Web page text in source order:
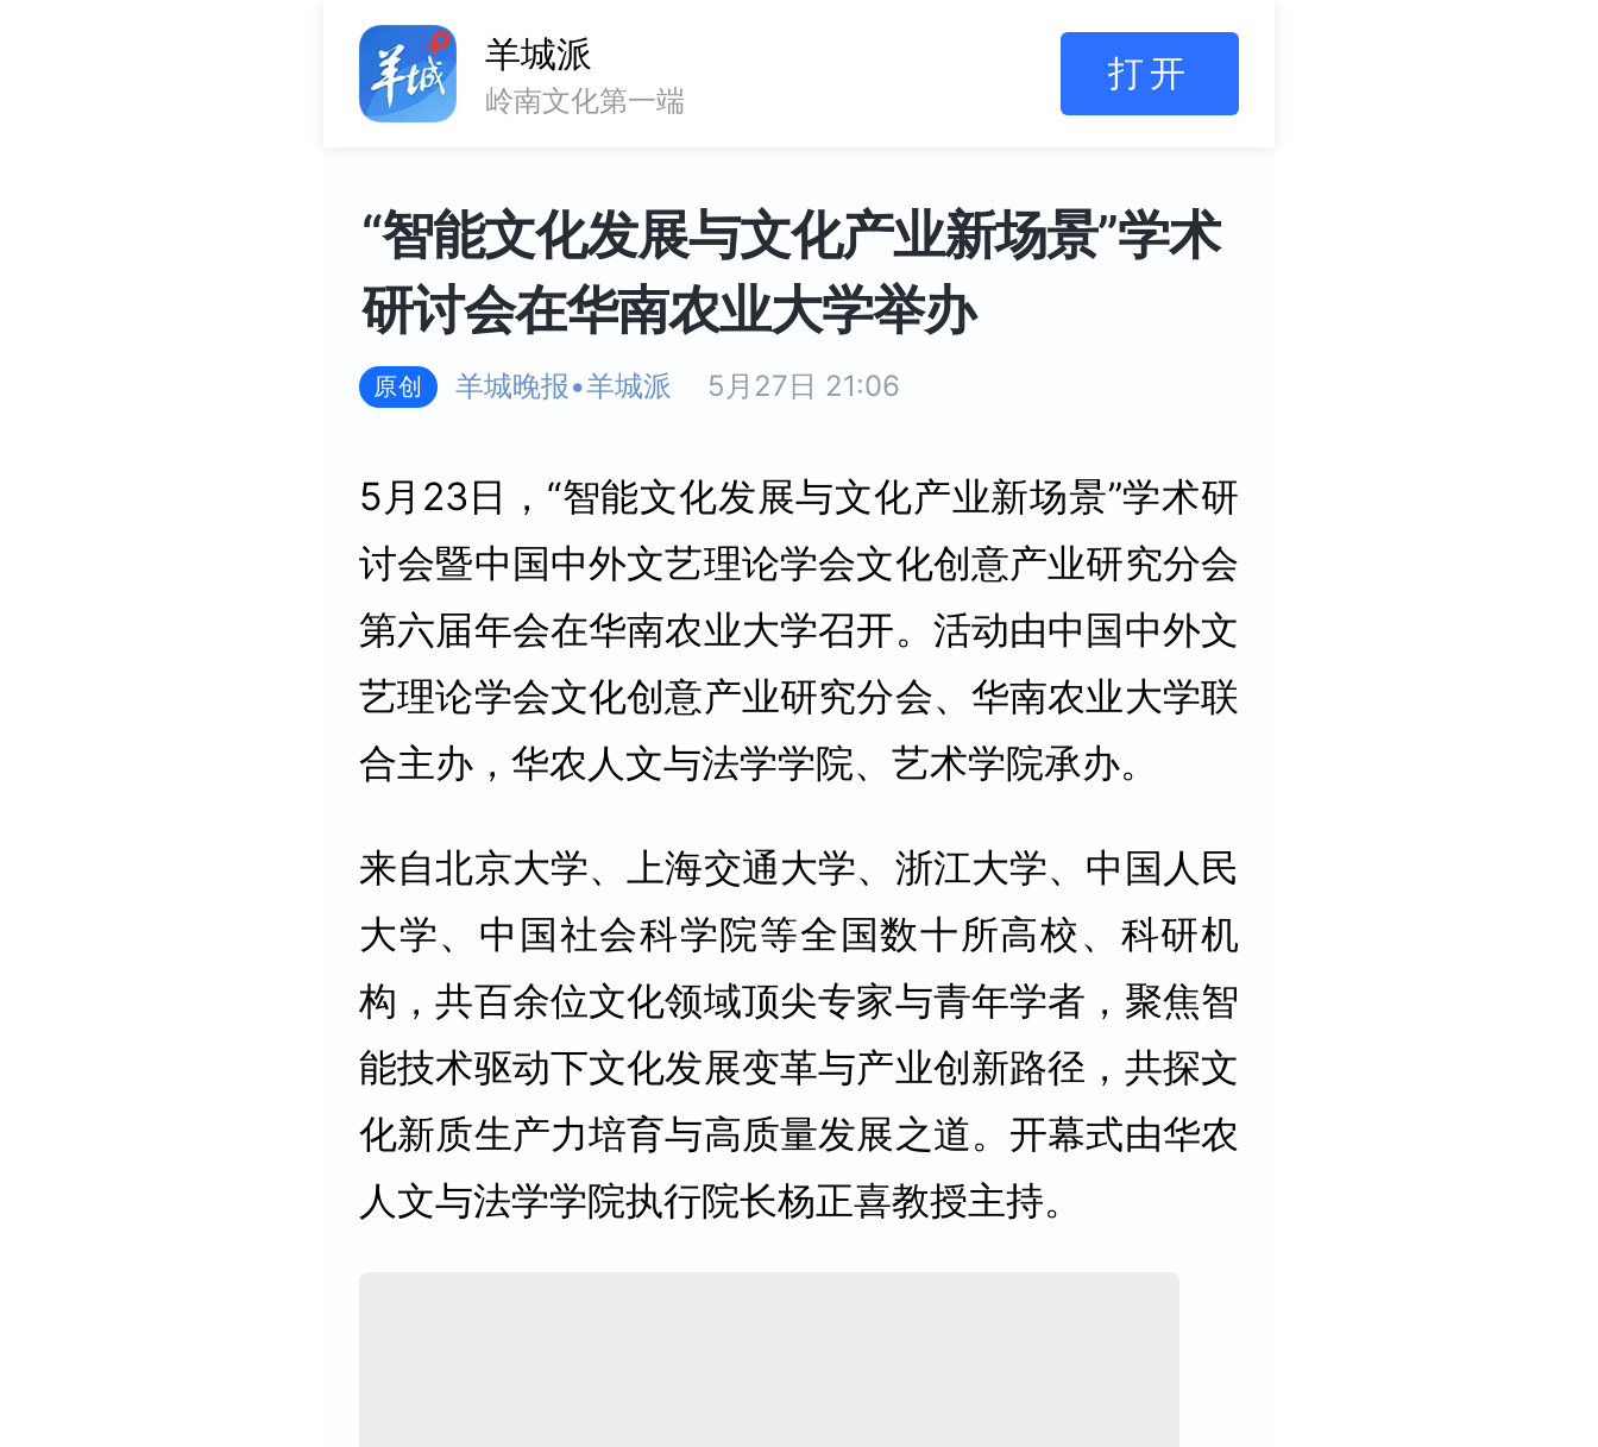
“智能文化发展与文化产业新场景”学术
研讨会在华南农业大学举办
原创 羊城晚报•羊城派 5月27日 21:06
5月23日，“智能文化发展与文化产业新场景”学术研
讨会暨中国中外文艺理论学会文化创意产业研究分会
第六届年会在华南农业大学召开。活动由中国中外文
艺理论学会文化创意产业研究分会、华南农业大学联
合主办，华农人文与法学学院、艺术学院承办。
来自北京大学、上海交通大学、浙江大学、中国人民
大学、中国社会科学院等全国数十所高校、科研机
构，共百余位文化领域顶尖专家与青年学者，聚焦智
能技术驱动下文化发展变革与产业创新路径，共探文
化新质生产力培育与高质量发展之道。开幕式由华农
人文与法学学院执行院长杨正喜教授主持。
羊城派
岭南文化第一端
打开